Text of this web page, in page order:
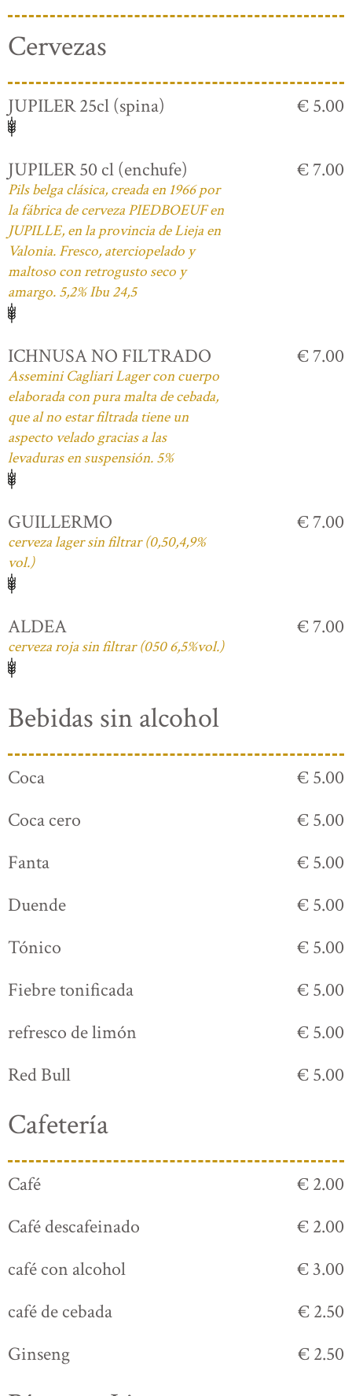
Cervezas
JUPILER 25cl (spina) € 5.00
JUPILER 50 cl (enchufe)
Pils belga clásica, creada en 1966 por
la fábrica de cerveza PIEDBOEUF en
JUPILLE, en la provincia de Lieja en
Valonia. Fresco, aterciopelado y
maltoso con retrogusto seco y
amargo. 5,2% Ibu 24,5
€ 7.00
ICHNUSA NO FILTRADO
Assemini Cagliari Lager con cuerpo
elaborada con pura malta de cebada,
que al no estar filtrada tiene un
aspecto velado gracias a las
levaduras en suspensión. 5%
€ 7.00
GUILLERMO
cerveza lager sin filtrar (0,50,4,9%
vol.)
€ 7.00
ALDEA
cerveza roja sin filtrar (050 6,5%vol.)
€ 7.00
Bebidas sin alcohol
Coca
€ 5.00
Coca cero
€ 5.00
Fanta
€ 5.00
Duende
€ 5.00
Tónico
€ 5.00
Fiebre tonificada
€ 5.00
refresco de limón
€ 5.00
Red Bull
€ 5.00
Cafetería
Café
€ 2.00
Café descafeinado
€ 2.00
café con alcohol
€ 3.00
café de cebada
€ 2.50
Ginseng
€ 2.50